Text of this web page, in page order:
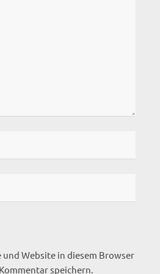
und Website in diesem Browser
speichern.